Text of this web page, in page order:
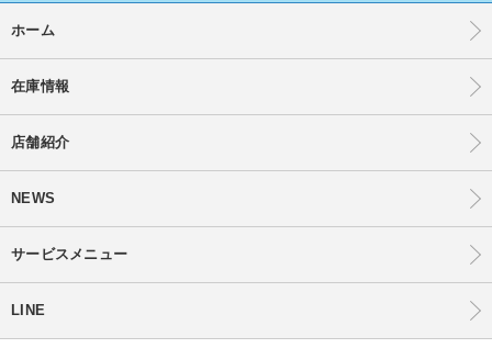
ホーム
在庫情報
店舗紹介
NEWS
サービスメニュー
LINE